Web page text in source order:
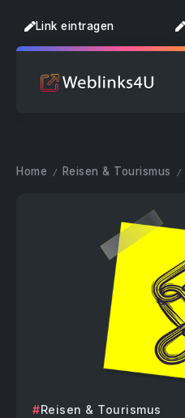
Link eintragen
Home / Reisen & Tourismus /
Reisen & Tourismus